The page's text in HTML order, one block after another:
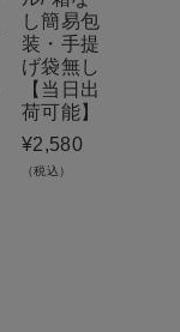
し簡易包
装・手提
げ袋無し
【当日出
荷可能】
¥2,580
（税込）